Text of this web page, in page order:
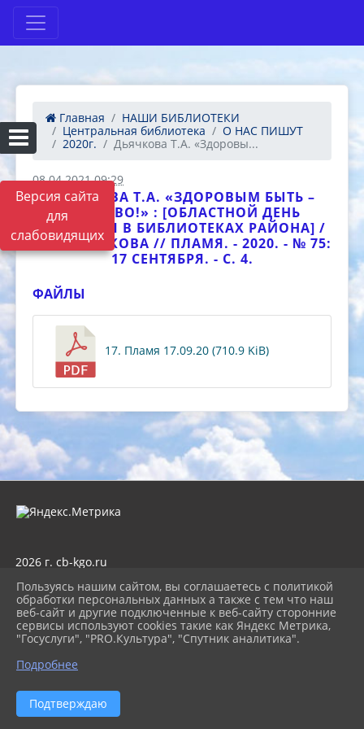
Версия сайта
для
слабовидящих
Главная
НАШИ БИБЛИОТЕКИ
Центральная библиотека
О НАС ПИШУТ
2020г.
Дьячкова Т.А. «Здоровы...
08.04.2021 09:29
ДЬЯЧКОВА Т.А. «ЗДОРОВЫМ БЫТЬ –
ЗДОРОВО!» : [ОБЛАСТНОЙ ДЕНЬ
ЗДОРОВЬЯ В БИБЛИОТЕКАХ РАЙОНА] /
Т. А. ДЬЯЧКОВА // ПЛАМЯ. - 2020. - № 75:
17 СЕНТЯБРЯ. - С. 4.
ФАЙЛЫ
17. Пламя 17.09.20 (710.9 KiB)
2026 г. cb-kgo.ru
Карта сайта
Политика обработки персональных данных
Сделано на KubCMS
Разработка и поддержка
Пользуясь нашим сайтом, вы соглашаетесь с политикой
обработки персональных данных а также с тем что наш
веб-сайт и другие подключенные к веб-сайту сторонние
сервисы используют cookies такие как Яндекс Метрика,
"Госуслуги", "PRO.Культура", "Спутник аналитика".
Подробнее
Подтверждаю